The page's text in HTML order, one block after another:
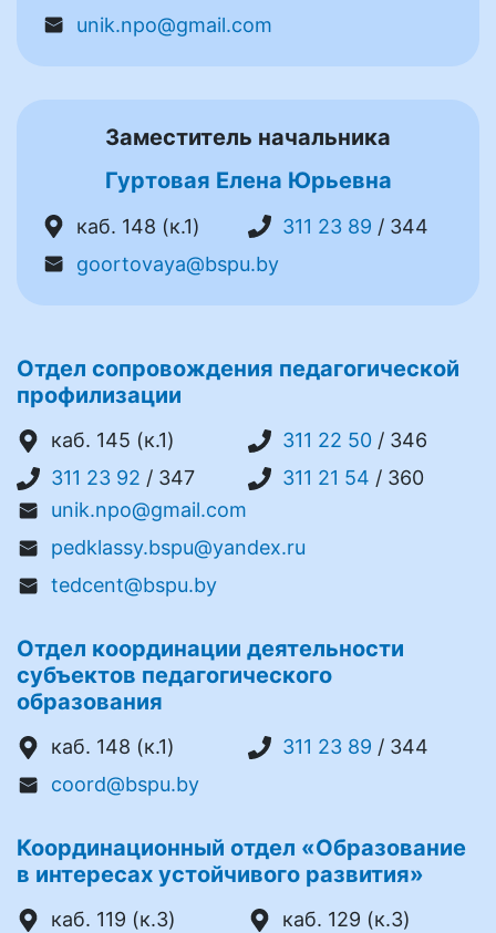
unik.npo@gmail.com
Заместитель начальника
Гуртовая Елена Юрьевна
каб. 148 (к.1) 311 23 89 / 344
goortovaya@bspu.by
Отдел сопровождения педагогической
профилизации
каб. 145 (к.1) 311 22 50 / 346
311 23 92 / 347 311 21 54 / 360
unik.npo@gmail.com
pedklassy.bspu@yandex.ru
tedcent@bspu.by
Отдел координации деятельности
субъектов педагогического
образования
каб. 148 (к.1) 311 23 89 / 344
coord@bspu.by
Координационный отдел «Образование
в интересах устойчивого развития»
каб. 119 (к.3)
каб. 129 (к.3)